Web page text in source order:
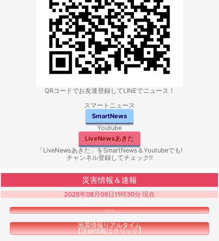
QRコードでお友達登録してLINEでニュース！
スマートニュース
SmartNews
Youtube
LiveNewsあきた
「LiveNewsあきた」をSmartNews＆Youtubeでも!
チャンネル登録してチェック!!
災害情報＆速報
2026年08月09日11時30分 現在
---
地震情報リアルタイム
【詳細情報はクリック】